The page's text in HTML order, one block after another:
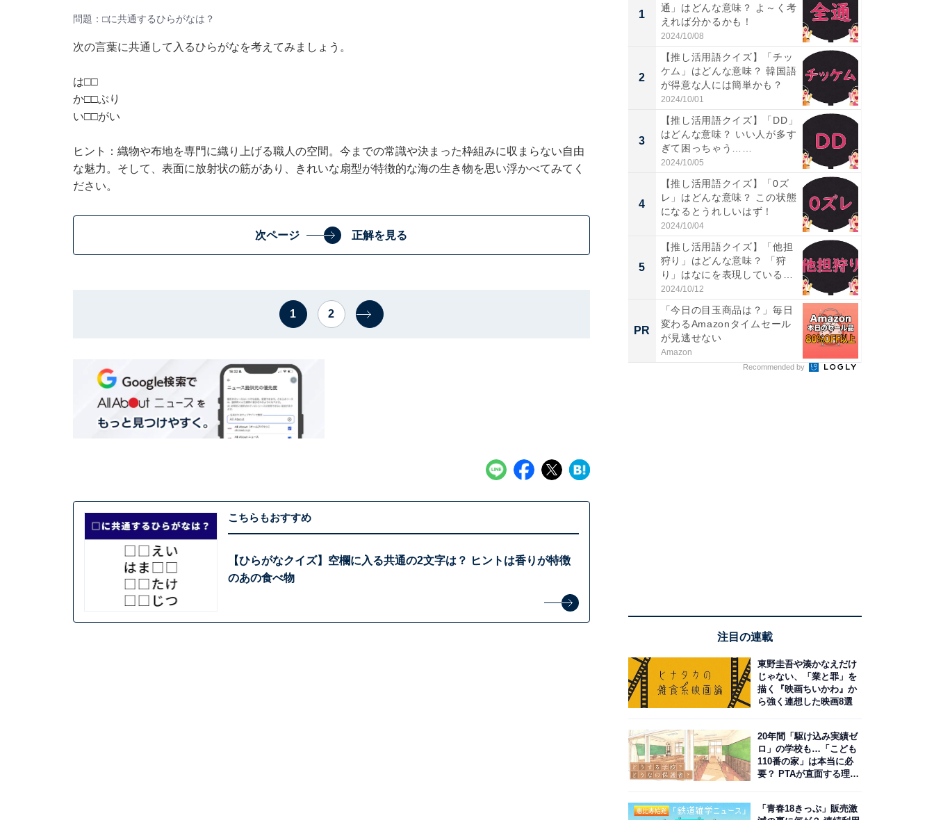
問題：□に共通するひらがなは？
次の言葉に共通して入るひらがなを考えてみましょう。
は□□
か□□ぶり
い□□がい
ヒント：織物や布地を専門に織り上げる職人の空間。今までの常識や決まった枠組みに収まらない自由
な魅力。そして、表面に放射状の筋があり、きれいな扇型が特徴的な海の生き物を思い浮かべてみてく
ださい。
次ページ 正解を見る
1 2
こちらもおすすめ
【ひらがなクイズ】空欄に入る共通の2文字は？ ヒントは香りが特徴
のあの食べ物
1
通」はどんな意味？ よ～く考
えれば分かるかも！
2024/10/08
2
【推し活用語クイズ】「チッ
ケム」はどんな意味？ 韓国語
が得意な人には簡単かも？
2024/10/01
3
【推し活用語クイズ】「DD」
はどんな意味？ いい人が多す
ぎて困っちゃう……
2024/10/05
4
【推し活用語クイズ】「0ズ
レ」はどんな意味？ この状態
になるとうれしいはず！
2024/10/04
5
【推し活用語クイズ】「他担
狩り」はどんな意味？ 「狩
り」はなにを表現している
か、...
2024/10/12
PR
「今日の目玉商品は？」毎日
変わるAmazonタイムセール
が見逃せない
Amazon
Recommended by
注目の連載
東野圭吾や湊かなえだけ
じゃない、「業と罪」を
描く『映画ちいかわ』か
ら強く連想した映画8選
20年間「駆け込み実績ゼ
ロ」の学校も…「こども
110番の家」は本当に必
要？ PTAが直面する理想
「青春18きっぷ」販売激